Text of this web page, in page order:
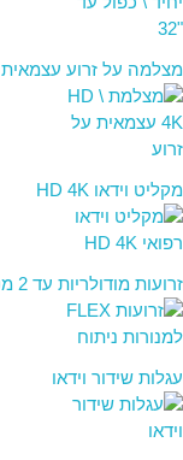
מצלמה על זרוע עצמאית
מקליט וידאו HD 4K
זרועות מודולריות עד 2 מטר
עגלות שידור וידאו